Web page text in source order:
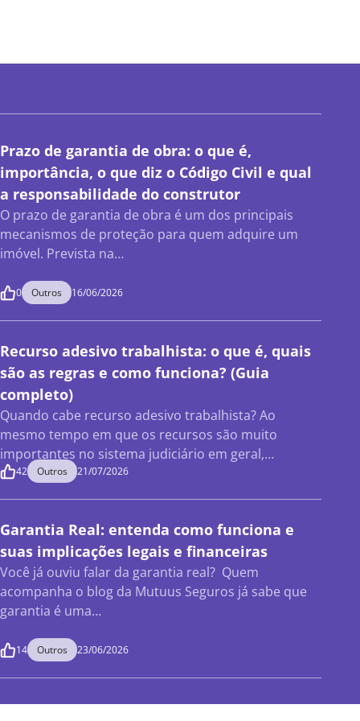
Prazo de garantia de obra: o que é,
importância, o que diz o Código Civil e qual
a responsabilidade do construtor
O prazo de garantia de obra é um dos principais
mecanismos de proteção para quem adquire um
imóvel. Prevista na…
0 Outros 16/06/2026
Recurso adesivo trabalhista: o que é, quais
são as regras e como funciona? (Guia
completo)
Quando cabe recurso adesivo trabalhista? Ao
mesmo tempo em que os recursos são muito
importantes no sistema judiciário em geral,…
42 Outros 21/07/2026
Garantia Real: entenda como funciona e
suas implicações legais e financeiras
Você já ouviu falar da garantia real? Quem
acompanha o blog da Mutuus Seguros já sabe que
garantia é uma…
14 Outros 23/06/2026